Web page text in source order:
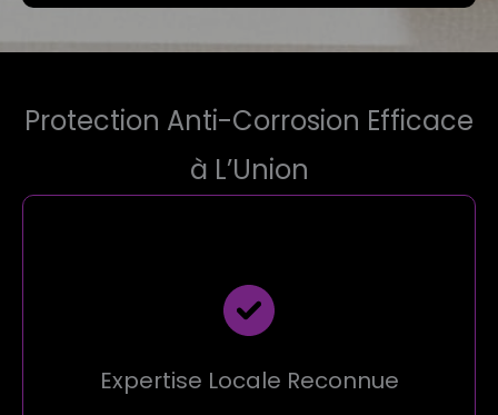
Protection Anti-Corrosion Efficace
à L’Union
Expertise Locale Reconnue